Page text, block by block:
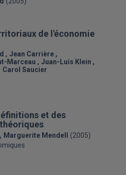
de l'économie
Jean Carrière
Marceau
Juan-Luis Klein
Carol Saucier
et des
Marguerite Mendell
(2005)